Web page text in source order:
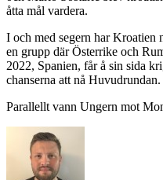
åtta mål vardera.
I och med segern har Kroatien
en grupp där Österrike och
2022, Spanien, får å sin sida
chanserna att nå Huvudrundan.
Parallellt vann Ungern mot